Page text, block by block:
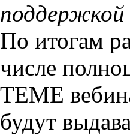
поддержкой
По итогам
числе
ТЕМЕ
будут